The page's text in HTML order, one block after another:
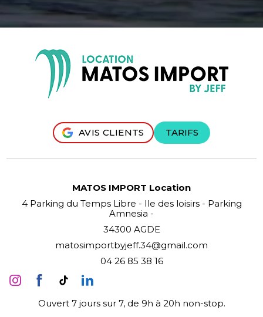
AVIS CLIENTS TARIFS
MATOS IMPORT Location
4 Parking du Temps Libre - Ile des loisirs - Parking
Amnesia -
34300 AGDE
matosimportbyjeff.34@gmail.com
04 26 85 38 16
Ouvert 7 jours sur 7, de 9h à 20h non-stop.